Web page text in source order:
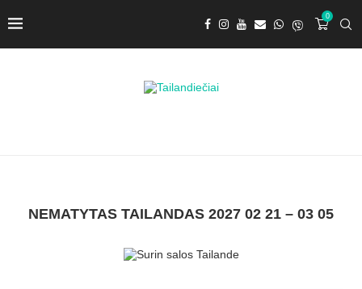
0
NEMATYTAS TAILANDAS 2027 02 21 – 03 05